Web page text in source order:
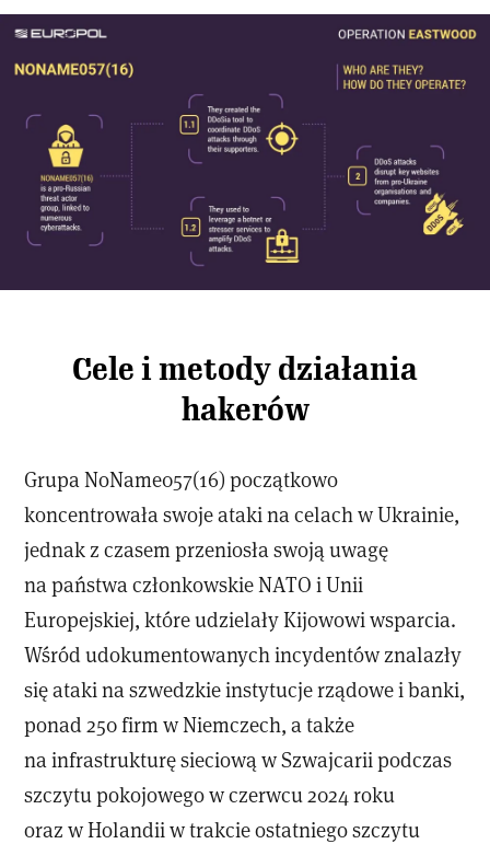
Cele i metody działania
hakerów
Grupa NoName057(16) początkowo
koncentrowała swoje ataki na celach w Ukrainie,
jednak z czasem przeniosła swoją uwagę
na państwa członkowskie NATO i Unii
Europejskiej, które udzielały Kijowowi wsparcia.
Wśród udokumentowanych incydentów znalazły
się ataki na szwedzkie instytucje rządowe i banki,
ponad 250 firm w Niemczech, a także
na infrastrukturę sieciową w Szwajcarii podczas
szczytu pokojowego w czerwcu 2024 roku
oraz w Holandii w trakcie ostatniego szczytu